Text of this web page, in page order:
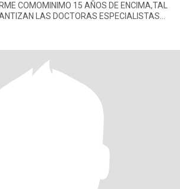
COMOMINIMO 15 AÑOS DE ENCIMA,TAL
LAS DOCTORAS ESPECIALISTAS